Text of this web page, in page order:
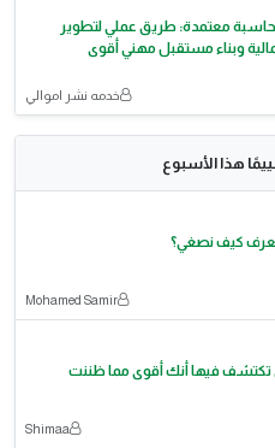
معتمدة: طريق عملي لتطوير
وبناء مستقبل مهني أقوى
خدمه نشر اموالي
هذا الأسبوع
نعرف كيف نصغي؟
Mohamed Samir
تكتشف فيها أنك أقوى مما ظننت
Shimaa